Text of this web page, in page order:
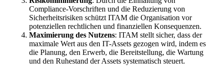
Compliance-Vorschriften und die Reduzierung von
Sicherheitsrisiken schützt ITAM die Organisation vor
potenziellen rechtlichen und finanziellen Konsequenzen.
Maximierung des Nutzens: ITAM stellt sicher, dass der
maximale Wert aus den IT-Assets gezogen wird, indem es
die Planung, den Erwerb, die Bereitstellung, die Wartung
und den Ruhestand der Assets systematisch steuert.